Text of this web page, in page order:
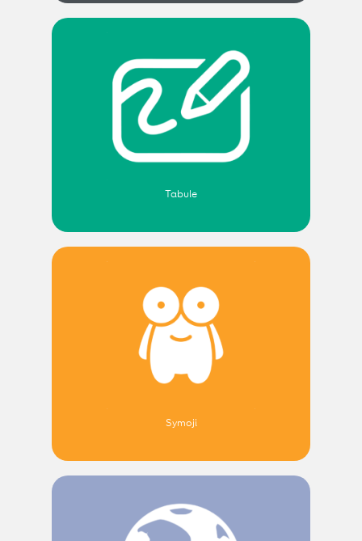
Tabule
Symoji